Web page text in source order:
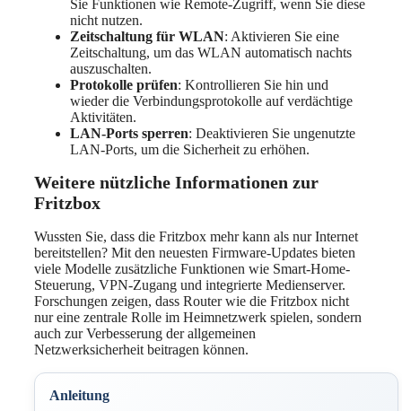
Sie Funktionen wie Remote-Zugriff, wenn Sie diese
nicht nutzen.
Zeitschaltung für WLAN: Aktivieren Sie eine
Zeitschaltung, um das WLAN automatisch nachts
auszuschalten.
Protokolle prüfen: Kontrollieren Sie hin und
wieder die Verbindungsprotokolle auf verdächtige
Aktivitäten.
LAN-Ports sperren: Deaktivieren Sie ungenutzte
LAN-Ports, um die Sicherheit zu erhöhen.
Weitere nützliche Informationen zur
Fritzbox
Wussten Sie, dass die Fritzbox mehr kann als nur Internet
bereitstellen? Mit den neuesten Firmware-Updates bieten
viele Modelle zusätzliche Funktionen wie Smart-Home-
Steuerung, VPN-Zugang und integrierte Medienserver.
Forschungen zeigen, dass Router wie die Fritzbox nicht
nur eine zentrale Rolle im Heimnetzwerk spielen, sondern
auch zur Verbesserung der allgemeinen
Netzwerksicherheit beitragen können.
Anleitung